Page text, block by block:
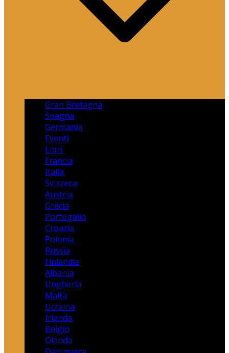
Gran Bretagna
Spagna
Germania
Eventi
Libri
Francia
Italia
Svizzera
Austria
Grecia
Portogallo
Croazia
Polonia
Russia
Finlandia
Albania
Ungheria
Malta
Ucraina
Irlanda
Belgio
Olanda